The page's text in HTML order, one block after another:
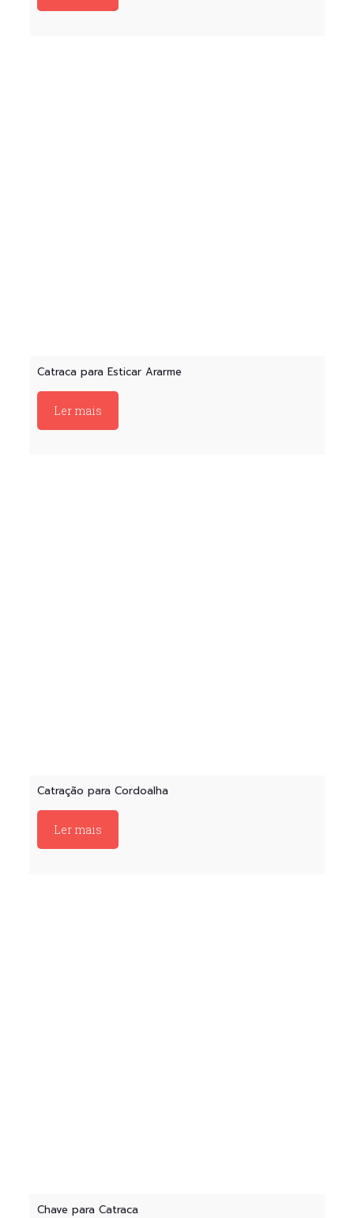
Catraca para Esticar Ararme
Ler mais
Catração para Cordoalha
Ler mais
Chave para Catraca